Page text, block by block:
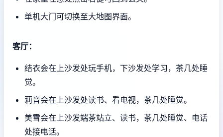
单机大门可切换至大地图界面。
客厅：
结衣会在上沙发处玩手机，下沙发处学习，茶几处睡
觉。
莉音会在上沙发处读书、看电视，茶几处睡觉。
美雪会在上沙发端茶站立、读书，茶几处睡觉、电话
处接电话。